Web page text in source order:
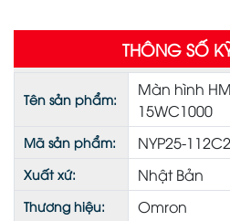
THÔNG SỐ
Tên sản phẩm:
Màn hình
15WC1000
Mã sản phẩm: NYP25-
Xuất xứ: Nhật Bản
Thương hiệu: Omron